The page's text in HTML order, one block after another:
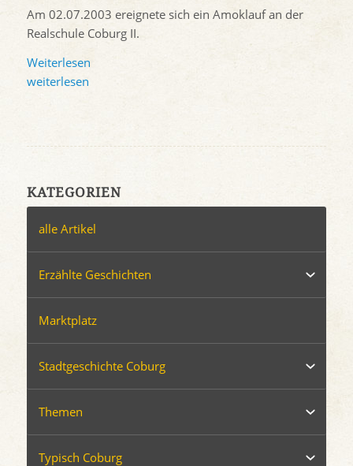
Am 02.07.2003 ereignete sich ein Amoklauf an der
Realschule Coburg II.
Weiterlesen
weiterlesen
KATEGORIEN
alle Artikel
Erzählte Geschichten
Marktplatz
Stadtgeschichte Coburg
Themen
Typisch Coburg